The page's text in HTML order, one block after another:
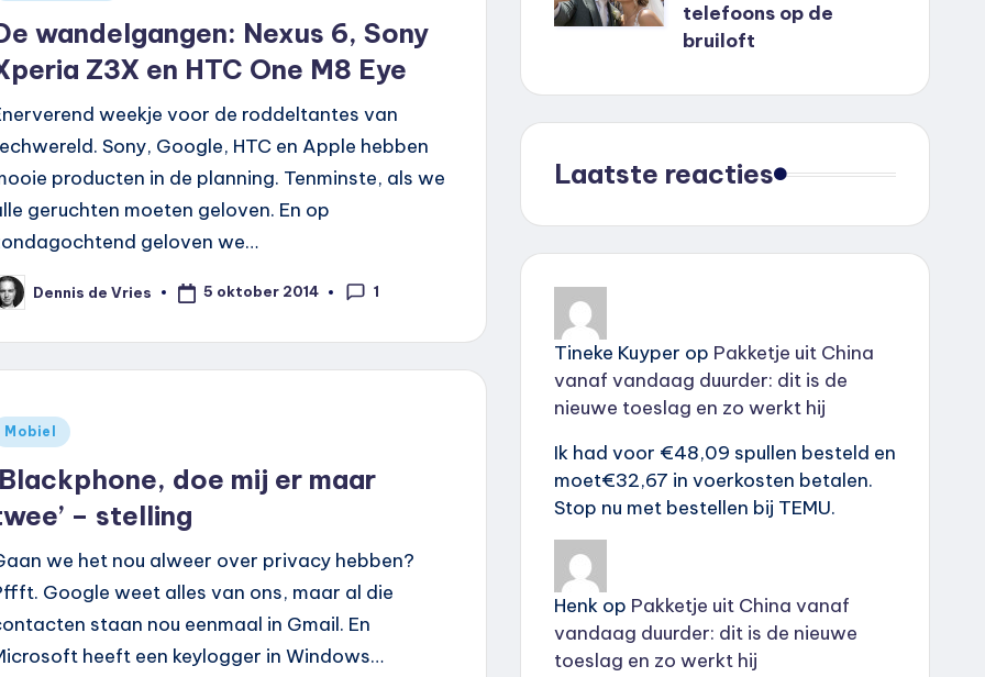
wandelgangen: Nexus 6, Sony
Z3X en HTC One M8 Eye
weekje voor de roddeltantes van
Sony, Google, HTC en Apple hebben
producten in de planning. Tenminste, als we
geruchten moeten geloven. En op
geloven we…
Dennis de Vries 5 oktober 2014 1
Mobiel
doe mij er maar
– stelling
we het nou alweer over privacy hebben?
Google weet alles van ons, maar al die
staan nou eenmaal in Gmail. En
heeft een keylogger in Windows…
telefoons op de
bruiloft
Laatste reacties
Tineke Kuyper op Pakketje uit China
vanaf vandaag duurder: dit is de
nieuwe toeslag en zo werkt hij
Ik had voor €48,09 spullen besteld en
moet€32,67 in voerkosten betalen.
Stop nu met bestellen bij TEMU.
Henkop Pakketje uit China vanaf
vandaag duurder: dit is de nieuwe
toeslag en zo werkt hij